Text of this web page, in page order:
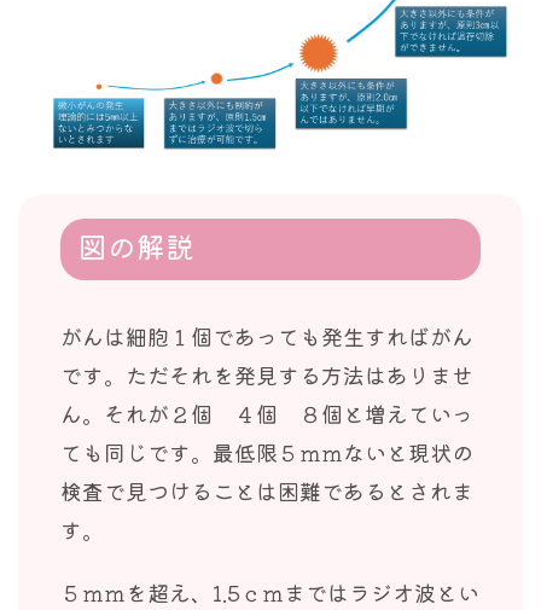
図の解説
がんは細胞１個であっても発生すればがん
です。ただそれを発見する方法はありませ
ん。それが２個 ４個 ８個と増えていっ
ても同じです。最低限５ｍｍないと現状の
検査で見つけることは困難であるとされま
す。
５ｍｍを超え、1.5ｃｍまではラジオ波とい